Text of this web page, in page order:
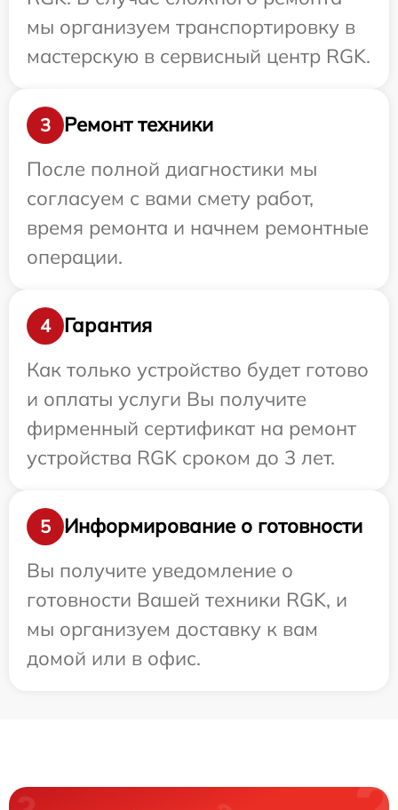
мы организуем транспортировку в
мастерскую в сервисный центр RGK.
3
Ремонт техники
После полной диагностики мы
согласуем с вами смету работ,
время ремонта и начнем ремонтные
операции.
4
Гарантия
Как только устройство будет готово
и оплаты услуги Вы получите
фирменный сертификат на ремонт
устройства RGK сроком до 3 лет.
5
Информирование о готовности
Вы получите уведомление о
готовности Вашей техники RGK, и
мы организуем доставку к вам
домой или в офис.